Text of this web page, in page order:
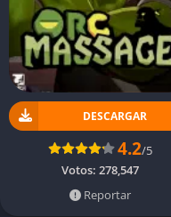
DESCARGAR
4.2/5
Votos: 278,547
Reportar